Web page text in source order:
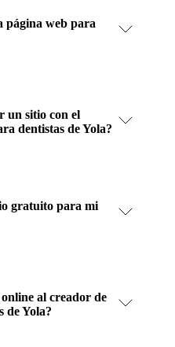
página web para
un sitio con el
dentistas de Yola?
gratuito para mi
al creador de
de Yola?